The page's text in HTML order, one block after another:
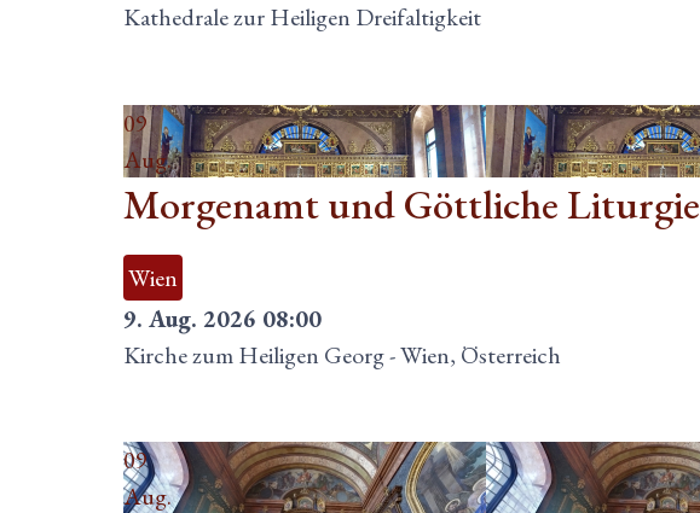
Kathedrale zur Heiligen Dreifaltigkeit
09
Aug.
Morgenamt und Göttliche Liturgie
Wien
9. Aug. 2026 08:00
Kirche zum Heiligen Georg-Wien, Österreich
09
Aug.